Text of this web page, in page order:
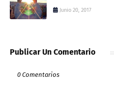
Junio 20, 2017
Publicar Un Comentario
0 Comentarios